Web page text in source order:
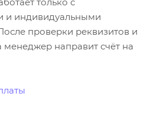
и индивидуальными
проверки реквизитов и
менеджер направит счёт на